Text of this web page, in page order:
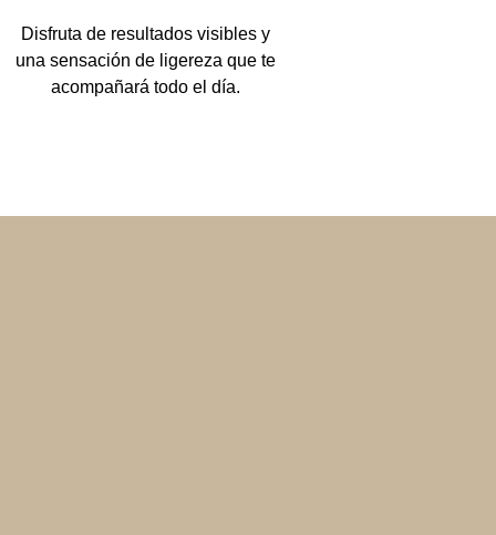
Disfruta de resultados visibles y
una sensación de ligereza que te
acompañará todo el día.